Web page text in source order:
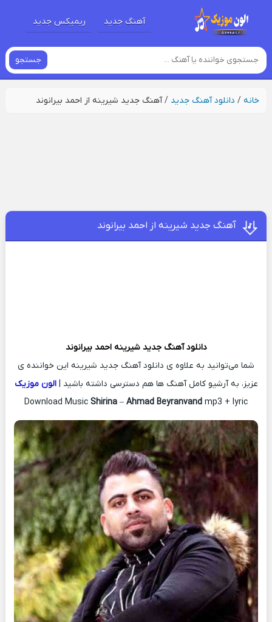
آهنگ جدید ریمیکس جدید
جستجو
خانه/ دانلود آهنگ جدید /آهنگ جدید شیرینه از احمد بیرانوند
آهنگ جدید شیرینه از احمد بیرانوند
دانلود آهنگ جدید شیرینهاحمد بیرانوند
شما می‌توانید به علاوه ی دانلود آهنگ جدید شیرینه این خواننده ی
عزیز، به آرشیو کامل آهنگ ها هم دسترسی داشته باشید |الون موزیک
Download Music Shirina – Ahmad Beyranvand mp3 + lyric